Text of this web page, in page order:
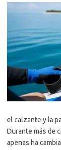
el calzante y la
Durante más de
apenas ha